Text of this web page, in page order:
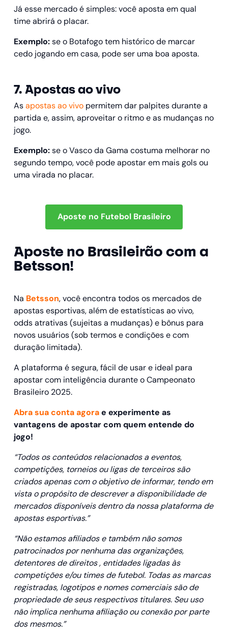
Já esse mercado é simples: você aposta em qual
time abrirá o placar.
Exemplo:se o Botafogo tem histórico de marcar
cedo jogando em casa, pode ser uma boa aposta.
7. Apostas ao vivo
Asapostas ao vivo permitem dar palpites durante a
partida e, assim, aproveitar o ritmo e as mudanças no
jogo.
Exemplo:se o Vasco da Gama costuma melhorar no
segundo tempo, você pode apostar em mais gols ou
uma virada no placar.
Aposte no Futebol Brasileiro
Aposte no Brasileirão com a
Betsson!
Na Betsson, você encontra todos os mercados de
apostas esportivas, além de estatísticas ao vivo,
odds atrativas (sujeitas a mudanças) e bônus para
novos usuários (sob termos e condições e com
duração limitada).
A plataforma é segura, fácil de usar e ideal para
apostar com inteligência durante o Campeonato
Brasileiro 2025.
Abra sua conta agorae experimente as
vantagens de apostar com quem entende do
jogo!
“Todos os conteúdos relacionados a eventos,
competições, torneios ou ligas de terceiros são
criados apenas com o objetivo de informar, tendo em
vista o propósito de descrever a disponibilidade de
mercados disponíveis dentro da nossa plataforma de
apostas esportivas.”
“Não estamos afiliados e também não somos
patrocinados por nenhuma das organizações,
detentores de direitos , entidades ligadas às
competições e/ou times de futebol. Todas as marcas
registradas, logotipos e nomes comerciais são de
propriedade de seus respectivos titulares. Seu uso
não implica nenhuma afiliação ou conexão por parte
dos mesmos.”